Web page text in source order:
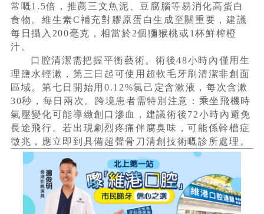
常嘅1.5倍，推薦三文魚泥、豆腐腦等易消化高蛋白
食物。維生素C補充對膠原蛋白生成至關重要，建議
每日攝入200毫克，相當於2個獼猴桃或1杯鮮榨橙
汁。
口腔清潔需把握平衡藝術。術後48小時內僅用生
理鹽水輕漱，第三日起可使用超軟毛牙刷清潔非創面
區域。第七日開始用0.12%氯己定含漱液，每次含漱
30秒，每日兩次。跨境患者需特別注意：乘坐飛機時
氣壓變化可能導緻創口滲血，建議術後72小時內避免
長途飛行。若出現劇烈疼痛伴腐臭味，可能係幹槽症
徵兆，應立即到具備超聲骨刀清創技術嘅診所處理。